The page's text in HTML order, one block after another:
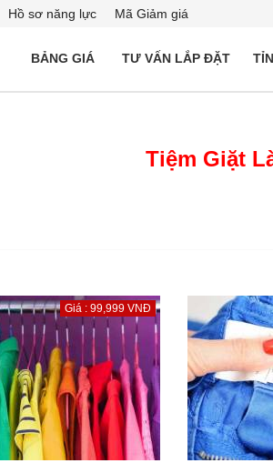
Hồ sơ năng lực Mã Giảm giá
BẢNG GIÁ TƯ VẤN LẮP ĐẶT
Tiệm Giặt
Giá : 99,999 VNĐ